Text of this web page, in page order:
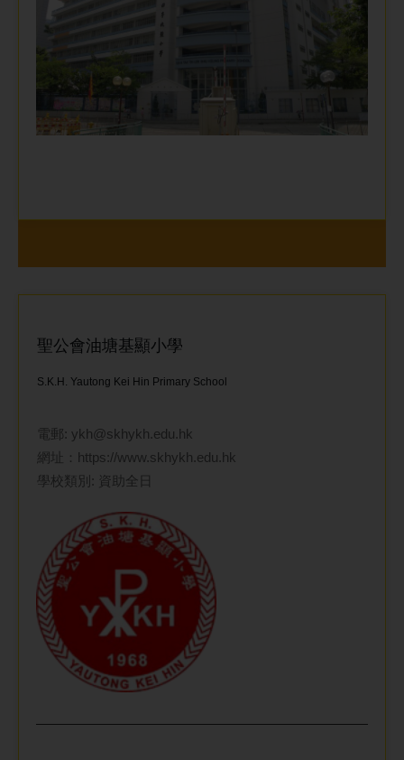
聖公會油塘基顯小學
S.K.H. Yautong Kei Hin Primary School
電郵: ykh@skhykh.edu.hk
網址： https://www.skhykh.edu.hk
學校類別: 資助全日